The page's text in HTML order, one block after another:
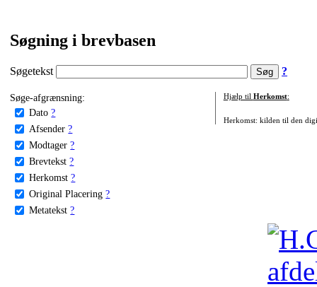
Søgning i brevbasen
Søgetekst ?
Søge-afgrænsning:
Dato ?
Afsender ?
Modtager ?
Brevtekst ?
Herkomst ?
Original Placering ?
Metatekst ?
Hjælp til Herkomst:
Herkomst: kilden til den